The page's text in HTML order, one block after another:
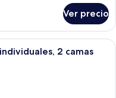
Ver precio
de seguridad en la habitación,
2 camas